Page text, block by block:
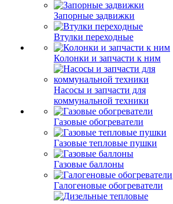
Запорные задвижки
Втулки переходные
Колонки и запчасти к ним
Насосы и запчасти для
коммунальной техники
Газовые обогреватели
Газовые тепловые пушки
Газовые баллоны
Галогеновые обогреватели